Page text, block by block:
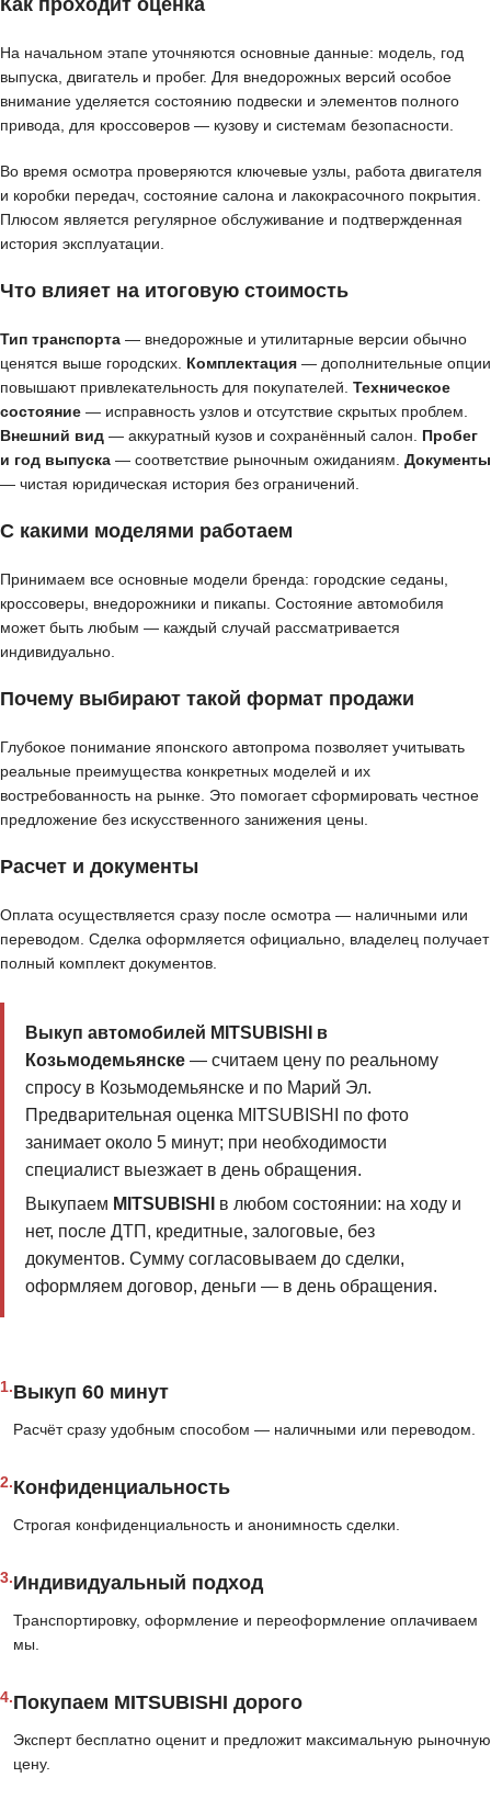
Как проходит оценка
На начальном этапе уточняются основные данные: модель, год
выпуска, двигатель и пробег. Для внедорожных версий особое
внимание уделяется состоянию подвески и элементов полного
привода, для кроссоверов — кузову и системам безопасности.
Во время осмотра проверяются ключевые узлы, работа двигателя
и коробки передач, состояние салона и лакокрасочного покрытия.
Плюсом является регулярное обслуживание и подтвержденная
история эксплуатации.
Что влияет на итоговую стоимость
Тип транспорта — внедорожные и утилитарные версии обычно
ценятся выше городских. Комплектация — дополнительные опции
повышают привлекательность для покупателей. Техническое
состояние — исправность узлов и отсутствие скрытых проблем.
Внешний вид — аккуратный кузов и сохранённый салон. Пробег
и год выпуска — соответствие рыночным ожиданиям. Документы
— чистая юридическая история без ограничений.
С какими моделями работаем
Принимаем все основные модели бренда: городские седаны,
кроссоверы, внедорожники и пикапы. Состояние автомобиля
может быть любым — каждый случай рассматривается
индивидуально.
Почему выбирают такой формат продажи
Глубокое понимание японского автопрома позволяет учитывать
реальные преимущества конкретных моделей и их
востребованность на рынке. Это помогает сформировать честное
предложение без искусственного занижения цены.
Расчет и документы
Оплата осуществляется сразу после осмотра — наличными или
переводом. Сделка оформляется официально, владелец получает
полный комплект документов.
Выкуп автомобилей MITSUBISHI в
Козьмодемьянске— считаем цену по реальному
спросу в Козьмодемьянске и по Марий Эл.
Предварительная оценка MITSUBISHI по фото
занимает около 5 минут; при необходимости
специалист выезжает в день обращения.
Выкупаем MITSUBISHI
в любом состоянии: на ходу и
нет, после ДТП, кредитные, залоговые, без
документов. Сумму согласовываем до сделки,
оформляем договор, деньги — в день обращения.
1.Выкуп 60 минут
Расчёт сразу удобным способом — наличными или переводом.
2.Конфиденциальность
Строгая конфиденциальность и анонимность сделки.
3.Индивидуальный подход
Транспортировку, оформление и переоформление оплачиваем
мы.
4.Покупаем MITSUBISHI дорого
Эксперт бесплатно оценит и предложит максимальную рыночную
цену.